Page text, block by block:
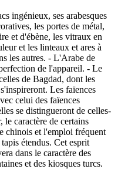
ingénieux, ses arabesques
les portes de métal,
et d'ébène, les vitraux en
et les linteaux et ares à
les autres. - L'Arabe de
de l'appareil. - Le
de Bagdad, dont les
Les faïences
celui des faïences
se distingueront de celles-
le caractère de certains
chinois et l'emploi fréquent
étendus. Cet esprit
dans le caractère des
et des kiosques turcs.